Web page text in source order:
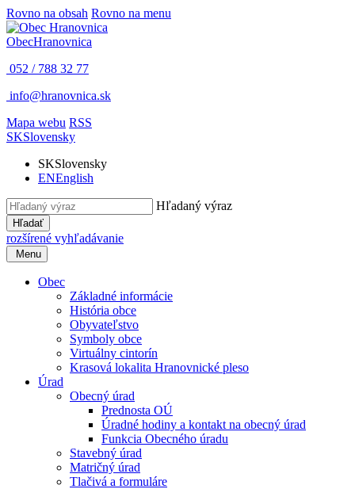
Rovno na obsah Rovno na menu
ObecHranovnica
052 / 788 32 77
info@hranovnica.sk
Mapa webu RSS
SKSlovensky
SKSlovensky
ENEnglish
Hľadaný výraz
Hľadať
rozšírené vyhľadávanie
Menu
Obec
Základné informácie
História obce
Obyvateľstvo
Symboly obce
Virtuálny cintorín
Krasová lokalita Hranovnické pleso
Úrad
Obecný úrad
Prednosta OÚ
Úradné hodiny a kontakt na obecný úrad
Funkcia Obecného úradu
Stavebný úrad
Matričný úrad
Tlačivá a formuláre